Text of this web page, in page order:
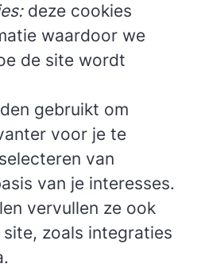
deze cookies
waardoor we
de site wordt
gebruikt om
voor je te
van
van je interesses.
vervullen ze ook
zoals integraties